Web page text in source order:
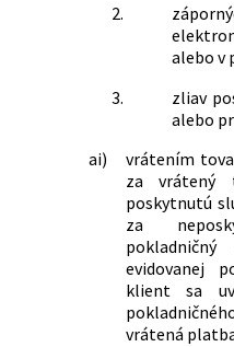
2.
alebo v
3.
zliav
alebo
ai)
vrátením
za vrátený
poskytnutú
za
evidovanej
klient sa
vrátená